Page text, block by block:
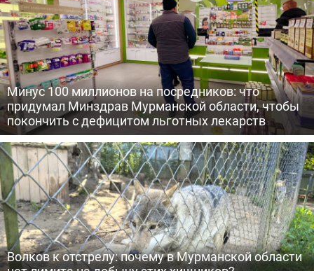
Минус 100 миллионов на посредников: что
придумал Минздрав Мурманской области, чтобы
покончить с дефицитом льготных лекарств
Волков к отстрелу: почему в Мурманской области